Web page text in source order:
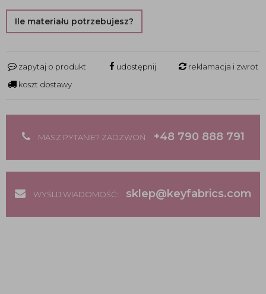
Ile materiału potrzebujesz?
zapytaj o produkt udostępnij
reklamacja i zwrot
koszt dostawy
MASZ PYTANIE? ZADZWOŃ +48 790 888 791
WYŚLIJ WIADOMOŚĆ: sklep@keyfabrics.com